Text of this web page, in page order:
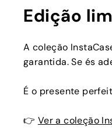
Edição
A coleção
garantida. Se és
É o presente
👉 Ver a coleção